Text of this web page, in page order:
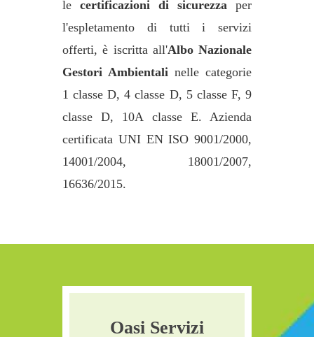
le certificazioni di sicurezza per
l'espletamento di tutti i servizi
offerti, è iscritta all'Albo Nazionale
Gestori Ambientali nelle categorie
1 classe D, 4 classe D, 5 classe F, 9
classe D, 10A classe E. Azienda
certificata UNI EN ISO 9001/2000,
14001/2004, 18001/2007,
16636/2015.
Oasi Servizi